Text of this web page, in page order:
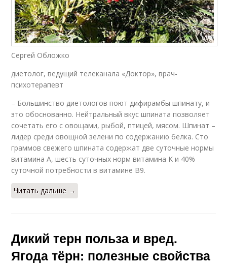
Сергей Обложко
диетолог, ведущий телеканала «Доктор», врач-
психотерапевт
– Большинство диетологов поют дифирамбы шпинату, и
это обоснованно. Нейтральный вкус шпината позволяет
сочетать его с овощами, рыбой, птицей, мясом. Шпинат –
лидер среди овощной зелени по содержанию белка. Сто
граммов свежего шпината содержат две суточные нормы
витамина А, шесть суточных норм витамина K и 40%
суточной потребности в витамине B9.
Читать дальше →
Дикий терн польза и вред.
Ягода тёрн: полезные свойства